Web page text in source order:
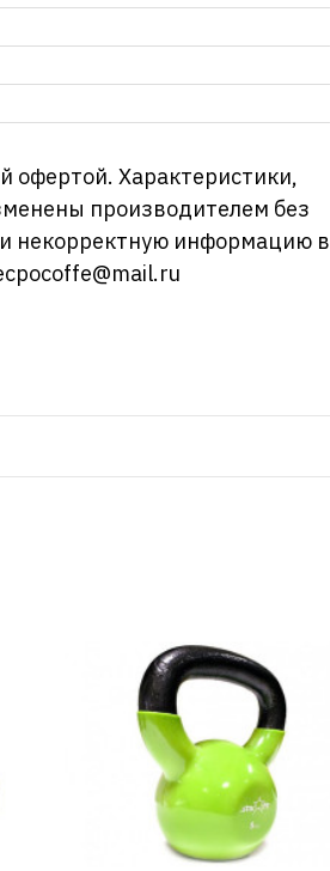
офертой. Характеристики,
производителем без
некорректную информацию в